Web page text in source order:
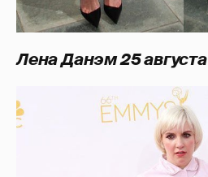
Лена Данэм 25 августа